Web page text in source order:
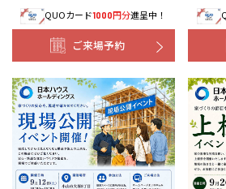
QUOカード1000円分進呈中！
ご来場予約